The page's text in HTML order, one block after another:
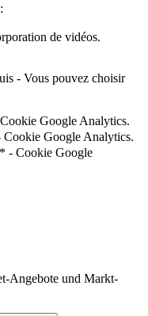
de vidéos.
- Vous pouvez choisir
Google Analytics.
Cookie Google Analytics.
- Cookie Google
Angebote und Markt-